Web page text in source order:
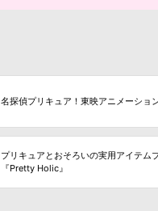
名探偵プリキュア！東映アニメーショ
プリキュアとおそろいの実用アイテム
『Pretty Holic』